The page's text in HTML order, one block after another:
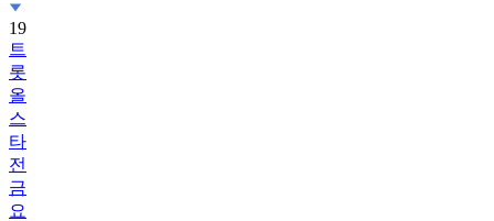
19
트
롯
올
스
타
전
금
요